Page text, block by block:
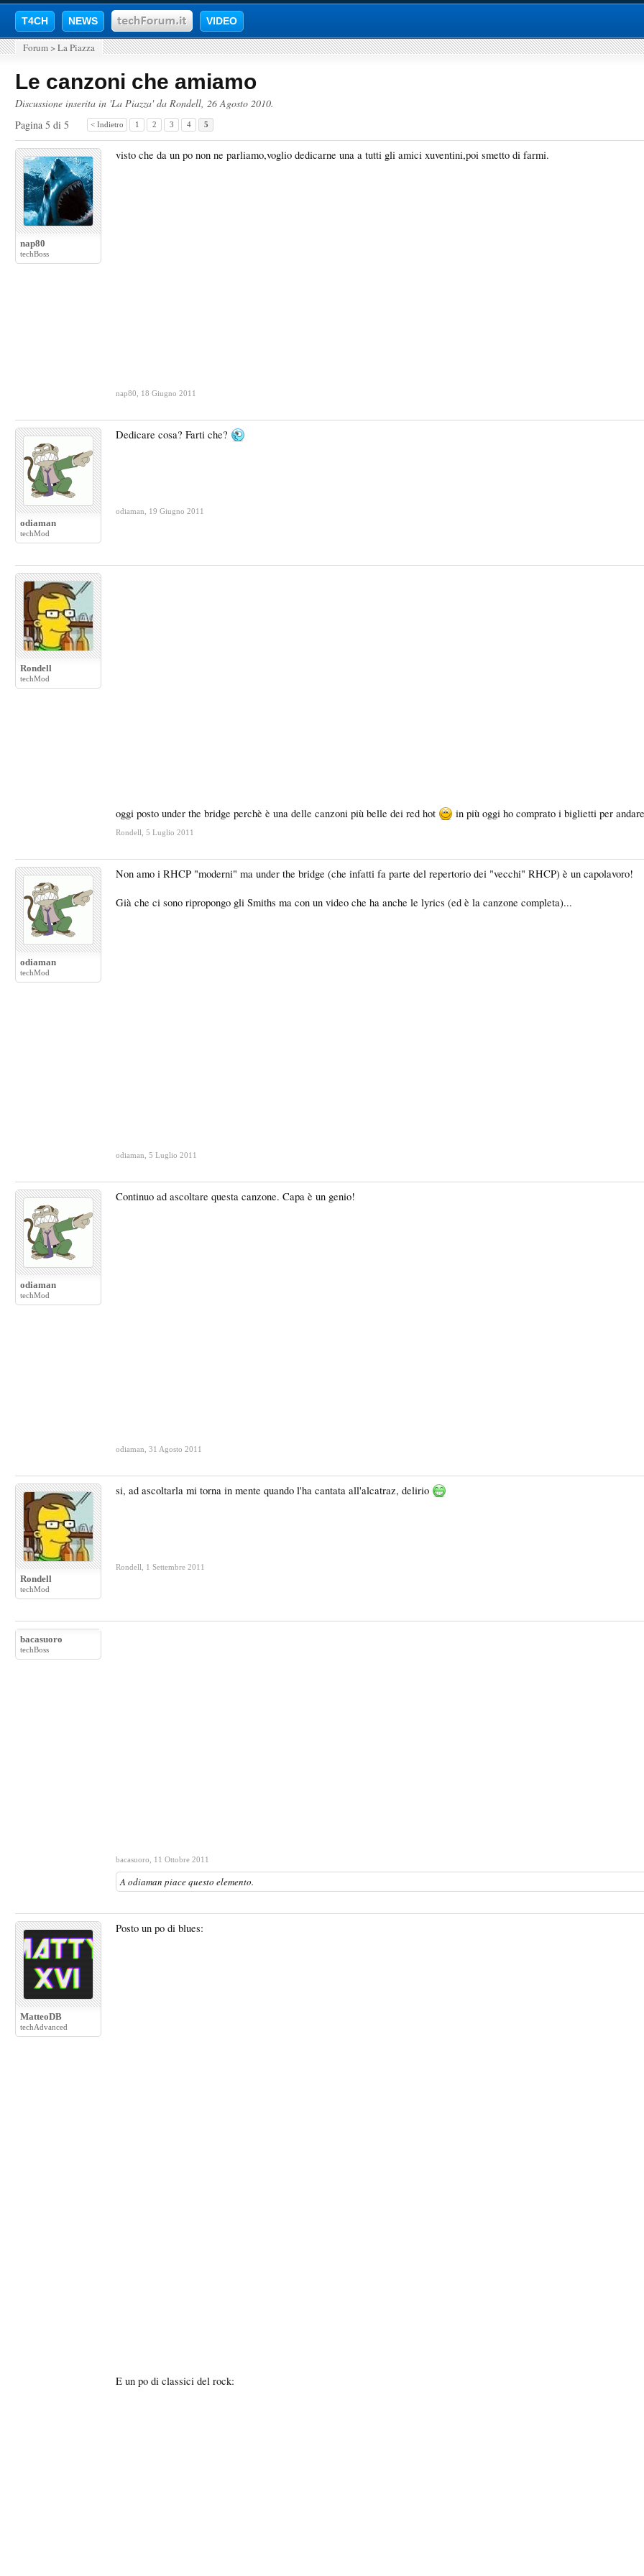
T4CH NEWS VIDEO
Forum > La Piazza
Le canzoni che amiamo
Discussione inserita in 'La Piazza' da Rondell, 26 Agosto 2010.
Pagina 5 di 5
< Indietro 1 2 3 4 5
nap80
techBoss
visto che da un po non ne parliamo,voglio dedicarne una a tutti gli amici xuventini,poi smetto di farmi.
nap80 18 Giugno 2011
odiaman
techMod
Dedicare cosa? Farti che?
odiaman 19 Giugno 2011
Rondell
techMod
oggi posto under the bridge perchè è una delle canzoni più belle dei red hot in più oggi ho comprato i biglietti per
Rondell 5 Luglio 2011
odiaman
techMod
Non amo i RHCP "moderni" ma under the bridge (che infatti fa parte del repertorio dei "vecchi" RHCP) è un capolavoro!
Già che ci sono ripropongo gli Smiths ma con un video che ha anche le lyrics (ed è la canzone completa)...
odiaman 5 Luglio 2011
odiaman
techMod
Continuo ad ascoltare questa canzone. Capa è un genio!
odiaman 31 Agosto 2011
Rondell
techMod
si, ad ascoltarla mi torna in mente quando l'ha cantata all'alcatraz, delirio
Rondell 1 Settembre 2011
bacasuoro
techBoss
bacasuoro 11 Ottobre 2011
A odiaman piace questo elemento.
MatteoDB
techAdvanced
Posto un po di blues:
E un po di classici del rock: